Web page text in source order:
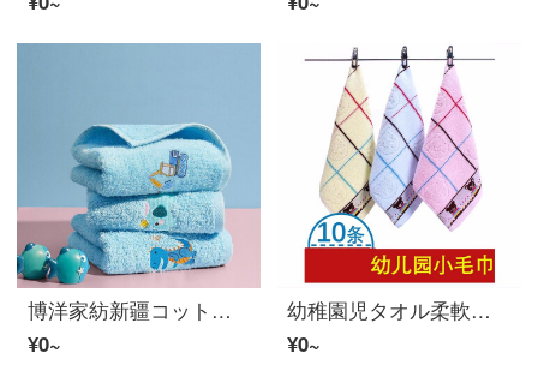
博洋家紡新疆コットン童巾子供タオルA類純コットン洗顔家庭用アニメかわいいベルベットの綿赤ちゃん吸水小タオル三条男性用ナプキン（30*60 cm）
¥0~
幼稚園児タオル柔軟吸水赤ちゃん手ぬぐい幼稚園児洗顔プラス厚手掛式タオルv 7【10枚入り】カラー25 x 25 cm
¥0~